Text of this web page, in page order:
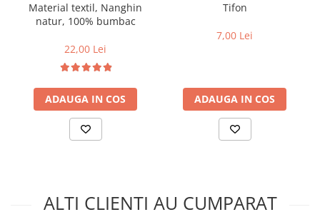
Material textil, Nanghin
natur, 100% bumbac
22,00 Lei
ADAUGA IN COS
Tifon
7,00 Lei
ADAUGA IN COS
ALTI CLIENTI AU CUMPARAT